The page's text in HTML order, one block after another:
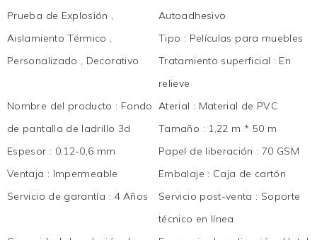
Prueba de Explosión ,
Aislamiento Térmico ,
Personalizado , Decorativo
Autoadhesivo
Tipo : Películas para muebles
Tratamiento superficial : En
relieve
Nombre del producto : Fondo
de pantalla de ladrillo 3d
Aterial : Material de PVC
Tamaño : 1,22 m * 50 m
Espesor : 0,12-0,6 mm Papel de liberación : 70 GSM
Ventaja : Impermeable Embalaje : Caja de cartón
Servicio de garantía : 4 Años Servicio post-venta : Soporte
técnico en línea